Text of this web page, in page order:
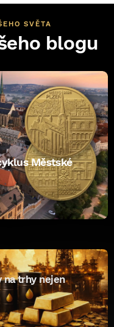
SVĚTA
blogu
Městské
na trhy nejen